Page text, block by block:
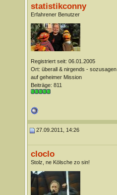
statistikconny
Erfahrener Benutzer
Registriert seit: 06.01.2005
Ort: überall & nirgends - sozusagen
auf geheimer Mission
Beiträge: 811
27.09.2011, 14:26
cloclo
Stolz, ne Kölsche zo sin!